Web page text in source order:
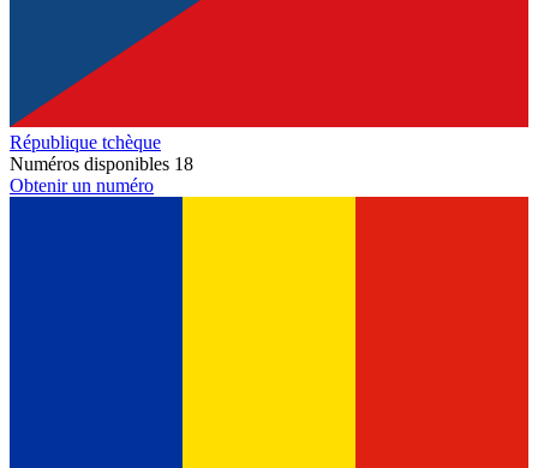
République tchèque
Numéros disponibles 18
Obtenir un numéro